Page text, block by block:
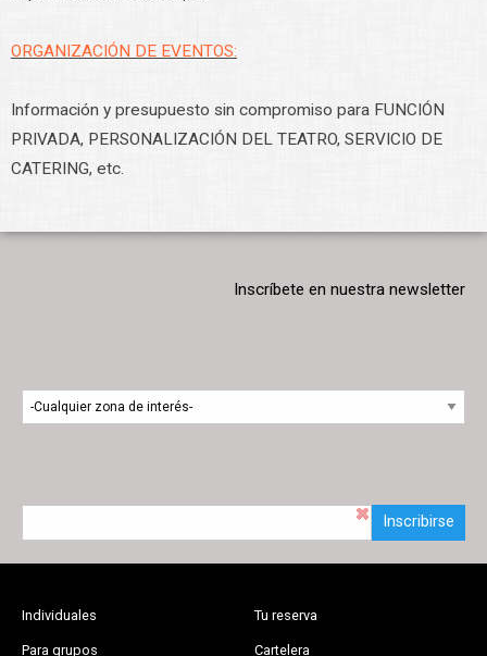
ORGANIZACIÓN DE EVENTOS:
Información y presupuesto sin compromiso para FUNCIÓN
PRIVADA, PERSONALIZACIÓN DEL TEATRO, SERVICIO DE
CATERING, etc.
Inscríbete en nuestra newsletter
Inscribirse
Individuales
Para grupos
Tu reserva
Cartelera